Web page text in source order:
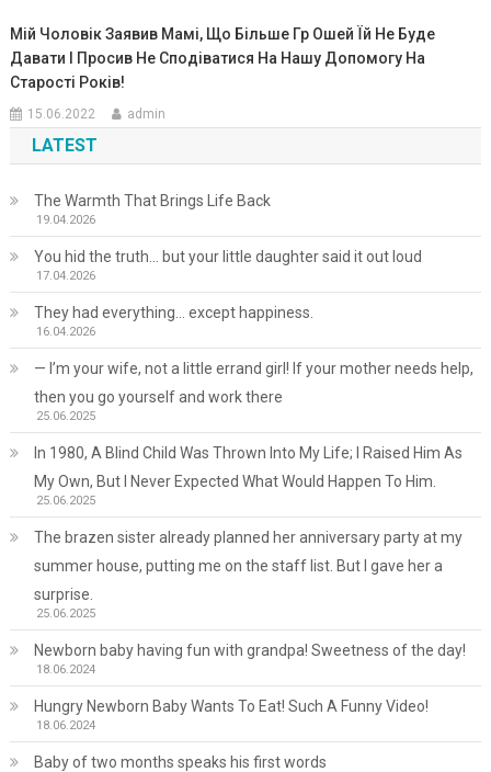
Мій Чоловік Заявив Мамі, Що Більше Гр Ошей Їй Не Буде
Давати І Просив Не Сподіватися На Нашу Допомогу На
Старості Років!
15.06.2022 admin
LATEST
The Warmth That Brings Life Back
19.04.2026
You hid the truth… but your little daughter said it out loud
17.04.2026
They had everything… except happiness.
16.04.2026
— I’m your wife, not a little errand girl! If your mother needs help,
then you go yourself and work there
25.06.2025
In 1980, A Blind Child Was Thrown Into My Life; I Raised Him As
My Own, But I Never Expected What Would Happen To Him.
25.06.2025
The brazen sister already planned her anniversary party at my
summer house, putting me on the staff list. But I gave her a
surprise.
25.06.2025
Newborn baby having fun with grandpa! Sweetness of the day!
18.06.2024
Hungry Newborn Baby Wants To Eat! Such A Funny Video!
18.06.2024
Baby of two months speaks his first words